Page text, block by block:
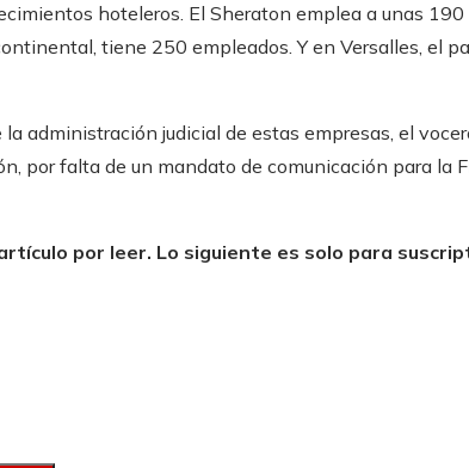
hoteleros. El Sheraton emplea a unas 190
tiene 250 empleados. Y en Versalles, el
la administración judicial de estas empresas, el
por falta de un mandato de comunicación para la
por leer. Lo siguiente es solo para